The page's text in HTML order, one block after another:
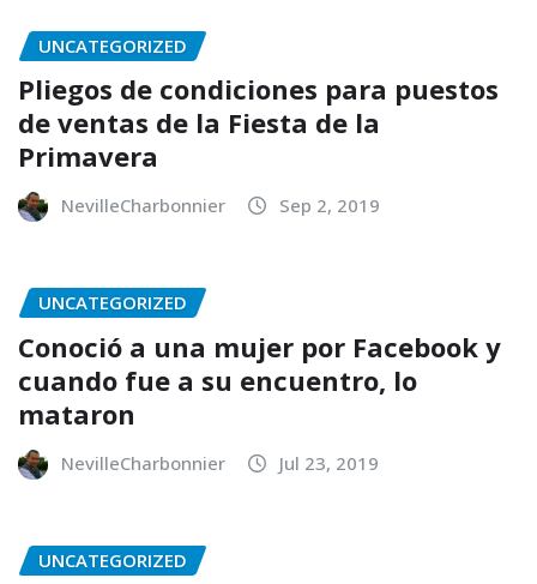
UNCATEGORIZED
Pliegos de condiciones para puestos
de ventas de la Fiesta de la
Primavera
NevilleCharbonnier Sep 2, 2019
UNCATEGORIZED
Conoció a una mujer por Facebook y
cuando fue a su encuentro, lo
mataron
NevilleCharbonnier Jul 23, 2019
UNCATEGORIZED